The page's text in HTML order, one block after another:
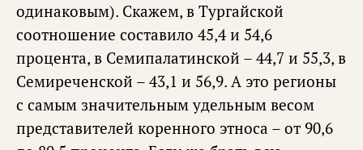
одинаковым). Скажем, в Тургайской
соотношение составило 45,4 и 54,6
процента, в Семипалатинской – 44,7 и 55,3, в
Семиреченской – 43,1 и 56,9. А это регионы
с самым значительным удельным весом
представителей коренного этноса – от 90,6